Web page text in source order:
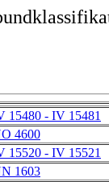
15480 - IV 15481
4600
15520 - IV 15521
1603